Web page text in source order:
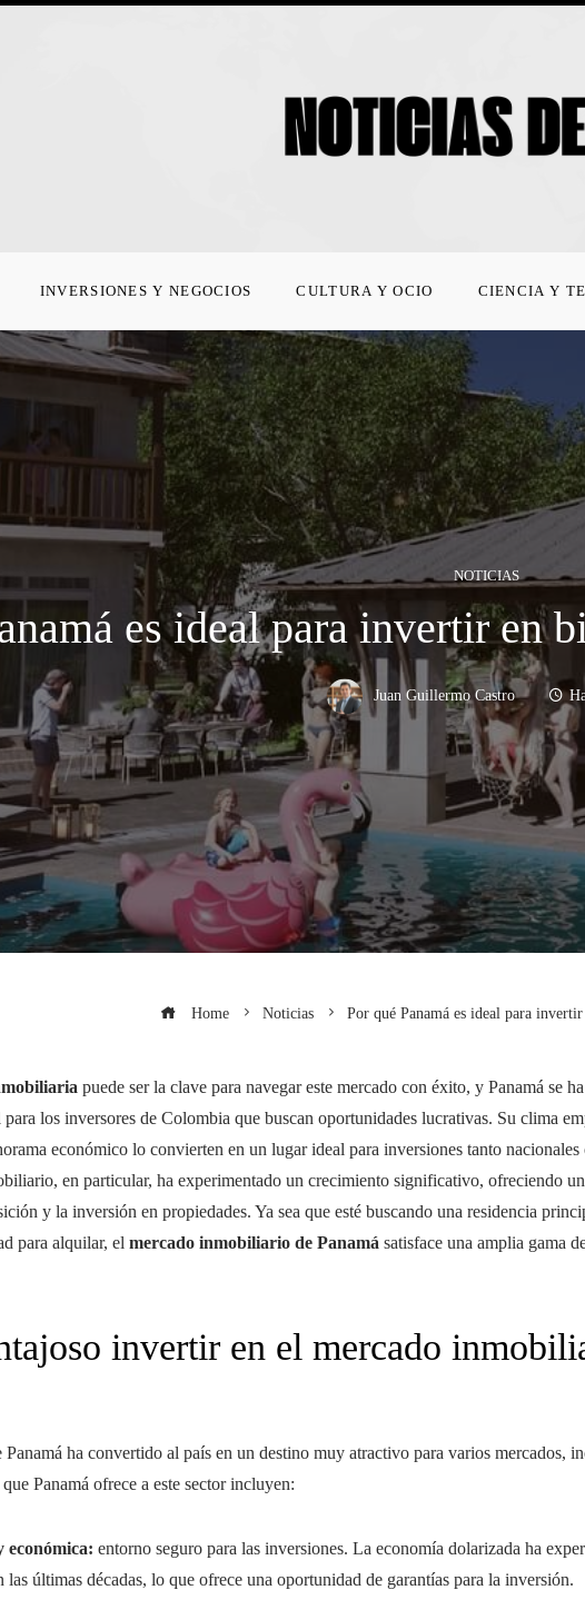
INVERSIONES Y NEGOCIOS CULTURA Y OCIO CIENCIA Y
NOTICIAS
es ideal para invertir en
Juan Guillermo Castro
Home Noticias Por qué Panamá es ideal para
puede ser la clave para navegar este mercado con éxito, y Panamá se
los inversores de Colombia que buscan oportunidades lucrativas. Su clima
económico lo convierten en un lugar ideal para inversiones tanto nacionales
en particular, ha experimentado un crecimiento significativo, ofreciendo
y la inversión en propiedades. Ya sea que esté buscando una residencia
para alquilar, el mercado inmobiliario de Panamá satisface una amplia gama
invertir en el mercado
ha convertido al país en un destino muy atractivo para varios mercados,
Panamá ofrece a este sector incluyen:
económica: entorno seguro para las inversiones. La economía dolarizada ha
las últimas décadas, lo que ofrece una oportunidad de garantías para la inversión.